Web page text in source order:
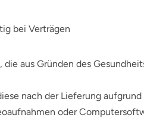
bei Verträgen
die aus Gründen des
nach der Lieferung
oder